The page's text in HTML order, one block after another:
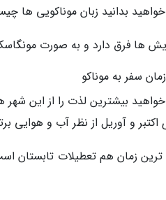
بدانید زبان موناکویی ها
ها فرق دارد و به صورت
سفر به موناکو
بیشترین لذت را از این شهر
اکتبر و آوریل از نظر آب و هوایی
ترین زمان هم تعطیلات